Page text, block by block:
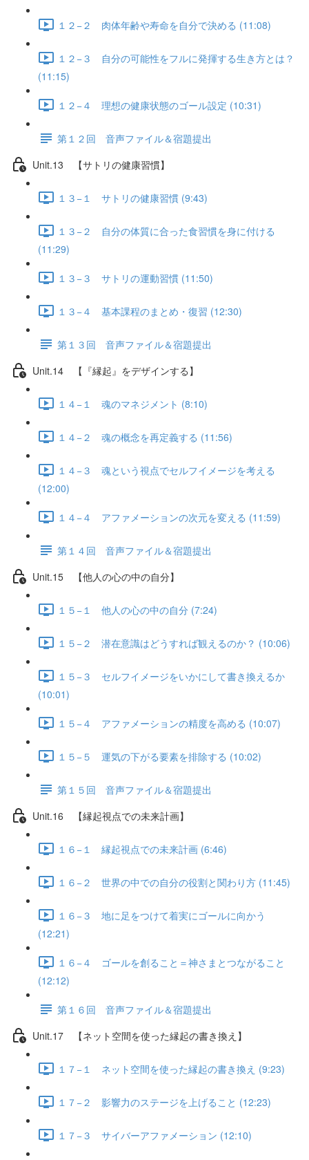
１２−２ 肉体年齢や寿命を自分で決める (11:08)
１２−３ 自分の可能性をフルに発揮する生き方とは？
(11:15)
１２−４ 理想の健康状態のゴール設定 (10:31)
第１２回 音声ファイル＆宿題提出
Unit.13 【サトリの健康習慣】
１３−１ サトリの健康習慣 (9:43)
１３−２ 自分の体質に合った食習慣を身に付ける
(11:29)
１３−３ サトリの運動習慣 (11:50)
１３−４ 基本課程のまとめ・復習 (12:30)
第１３回 音声ファイル＆宿題提出
Unit.14 【『縁起』をデザインする】
１４−１ 魂のマネジメント (8:10)
１４−２ 魂の概念を再定義する (11:56)
１４−３ 魂という視点でセルフイメージを考える
(12:00)
１４−４ アファメーションの次元を変える (11:59)
第１４回 音声ファイル＆宿題提出
Unit.15 【他人の心の中の自分】
１５−１ 他人の心の中の自分 (7:24)
１５−２ 潜在意識はどうすれば観えるのか？ (10:06)
１５−３ セルフイメージをいかにして書き換えるか
(10:01)
１５−４ アファメーションの精度を高める (10:07)
１５−５ 運気の下がる要素を排除する (10:02)
第１５回 音声ファイル＆宿題提出
Unit.16 【縁起視点での未来計画】
１６−１ 縁起視点での未来計画 (6:46)
１６−２ 世界の中での自分の役割と関わり方 (11:45)
１６−３ 地に足をつけて着実にゴールに向かう
(12:21)
１６−４ ゴールを創ること＝神さまとつながること
(12:12)
第１６回 音声ファイル＆宿題提出
Unit.17 【ネット空間を使った縁起の書き換え】
１７−１ ネット空間を使った縁起の書き換え (9:23)
１７−２ 影響力のステージを上げること (12:23)
１７−３ サイバーアファメーション (12:10)